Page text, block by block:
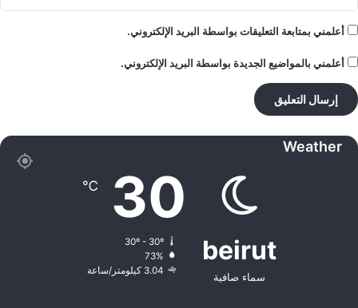
أعلمني بمتابعة التعليقات بواسطة البريد الإلكتروني.
أعلمني بالمواضيع الجديدة بواسطة البريد الإلكتروني.
Weather
beirut
سماء صافية
30
℃
30º - 30º
73%
3.04 كيلومتر/ساعة